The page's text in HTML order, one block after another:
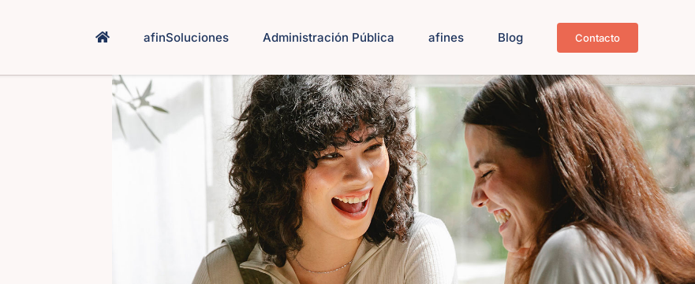
afinSoluciones Administración Pública afines Blog Contacto